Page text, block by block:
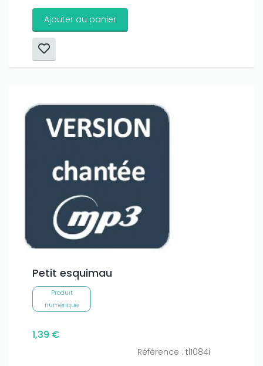
Ajouter au panier
Petit esquimau
Produit
numérique
1,39 €
Référence : tl1084i